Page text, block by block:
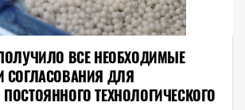
ВСЕ НЕОБХОДИМЫЕ
СОГЛАСОВАНИЯ ДЛЯ
ТЕХНОЛОГИЧЕСКОГО